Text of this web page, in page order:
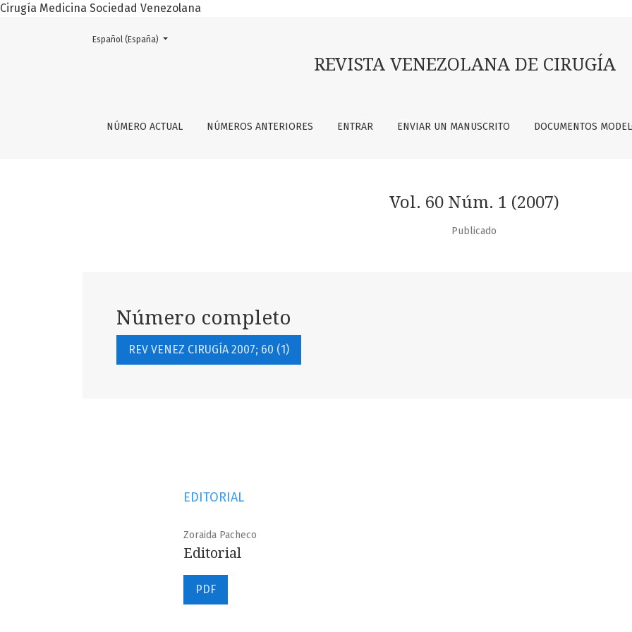
Cirugía Medicina Sociedad Venezolana
Vol. 60 Núm. 1 (2007)
REVISTA VENEZOLANA DE CIRUGÍA
NÚMERO ACTUAL NÚMEROS ANTERIORES ENTRAR ENVIAR UN MANUSCRITO DOCUMENTOS
Cambiar el idioma. El actual es:
Español (España)
Vol. 60 Núm. 1 (2007)
Publicado
Número completo
REV VENEZ CIRUGÍA 2007; 60 (1)
EDITORIAL
Zoraida Pacheco
Editorial
PDF